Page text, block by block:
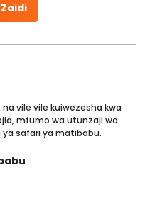
vile vile kuiwezesha kwa
mfumo wa utunzaji wa
safari ya matibabu.